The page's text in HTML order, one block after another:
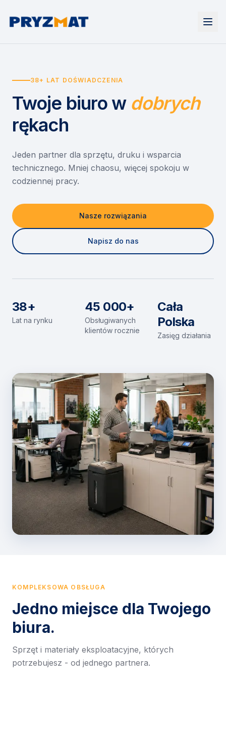
Urządzenia
Drukarki i urządzenia wielofunkcyjne
Etykiety i identyfikacja
Skanery i obieg dokumentów
Monitory interaktywne
Niszczarki dokumentów
Wynajem drukarek
Wynajem urządzeń biurowych
Asystent druku
EZD RP
Misja szkoła
Serwis
O nas
Kontakt
38+ LAT DOŚWIADCZENIA
Twoje biuro w dobrych
rękach
Jeden partner dla sprzętu, druku i wsparcia
technicznego. Mniej chaosu, więcej spokoju w
codziennej pracy.
Nasze rozwiązania
Napisz do nas
38+
Lat na rynku
45 000+
Obsługiwanych
klientów rocznie
Cała
Polska
Zasięg działania
KOMPLEKSOWA OBSŁUGA
Jedno miejsce dla Twojego
biura.
Sprzęt i materiały eksploatacyjne, których
potrzebujesz - od jednego partnera.